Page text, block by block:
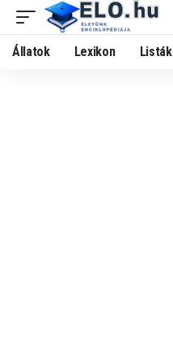
Állatok Lexikon Listák